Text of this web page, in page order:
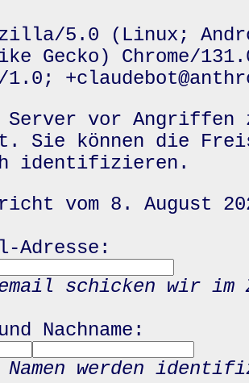
5.0 (Linux;
Gecko) Chrome/
1.0;
Server vor
Sie können die
identifizieren.
vom 8. August
Adresse:
schicken wir
Nachname:
Namen werden